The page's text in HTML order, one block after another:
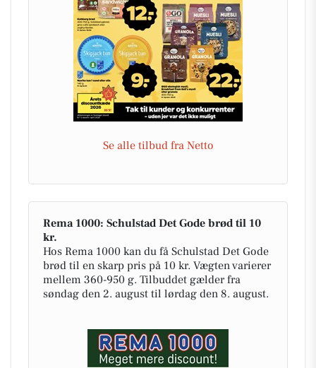
Se alle tilbud fra Netto
Rema 1000: Schulstad Det Gode brød til 10
kr.
Hos Rema 1000 kan du få Schulstad Det Gode
brød til en skarp pris på 10 kr. Vægten varierer
mellem 360-950 g. Tilbuddet gælder fra
søndag den 2. august til lørdag den 8. august.